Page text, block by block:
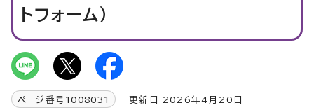
トフォーム）
ページ番号 1008031 更新日 2026年4月20日